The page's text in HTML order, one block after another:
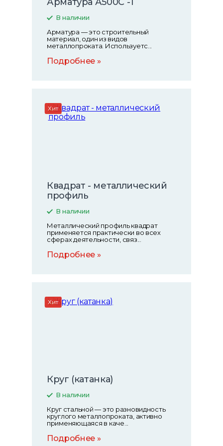
В наличии
Арматура — это строительный
материал, один из видов
металлопроката. Используетс...
Подробнее
Хит
Квадрат - металлический
профиль
В наличии
Металлический профиль квадрат
применяется практически во всех
сферах деятельности, связ...
Подробнее
Хит
Круг (катанка)
В наличии
Круг стальной — это разновидность
круглого металлопроката, активно
применяющаяся в каче...
Подробнее